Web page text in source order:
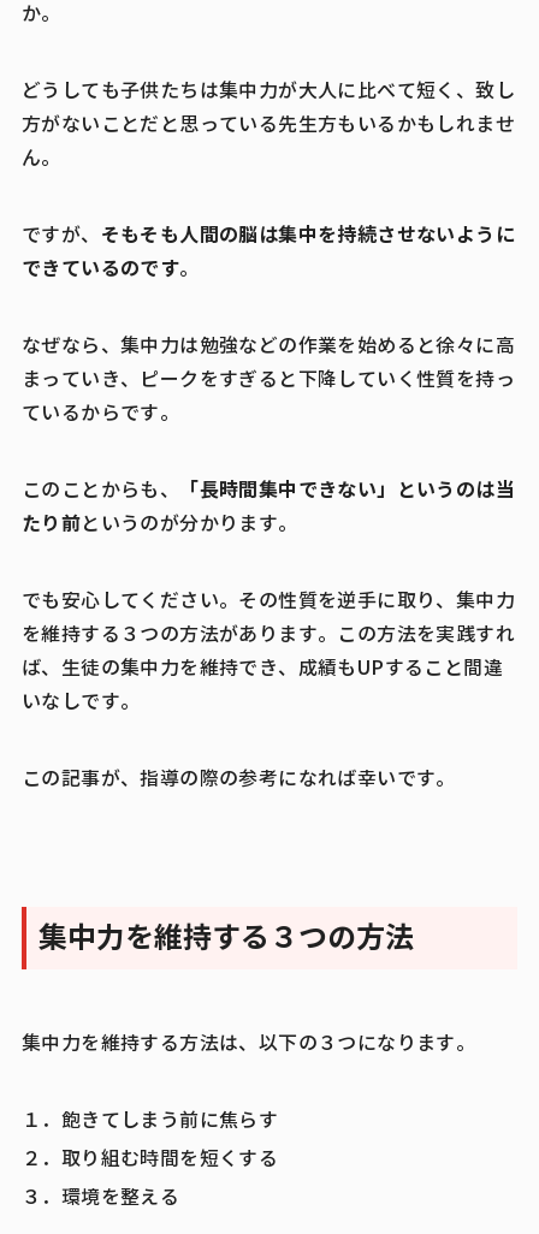
か。
どうしても子供たちは集中力が大人に比べて短く、致し
方がないことだと思っている先生方もいるかもしれませ
ん。
ですが、 そもそも人間の脳は集中を持続させないように
できているのです。
なぜなら、集中力は勉強などの作業を始めると徐々に高
まっていき、ピークをすぎると下降していく性質を持っ
ているからです。
このことからも、
「長時間集中できない」というのは当
たり前というのが分かります。
でも安心してください。その性質を逆手に取り、集中力
を維持する３つの方法があります。この方法を実践すれ
ば、生徒の集中力を維持でき、成績もUPすること間違
いなしです。
この記事が、指導の際の参考になれば幸いです。
集中力を維持する３つの方法
集中力を維持する方法は、以下の３つになります。
１．飽きてしまう前に焦らす
２．取り組む時間を短くする
３．環境を整える